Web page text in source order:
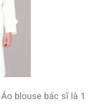
blouse bác sĩ là 1